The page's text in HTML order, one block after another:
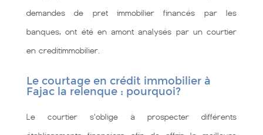
demandes de pret immobilier financés par les
banques, ont été en amont analysés par un courtier
en creditimmobilier.
Le courtage en crédit immobilier à
Fajac la relenque : pourquoi?
Le courtier s'oblige à prospecter différents